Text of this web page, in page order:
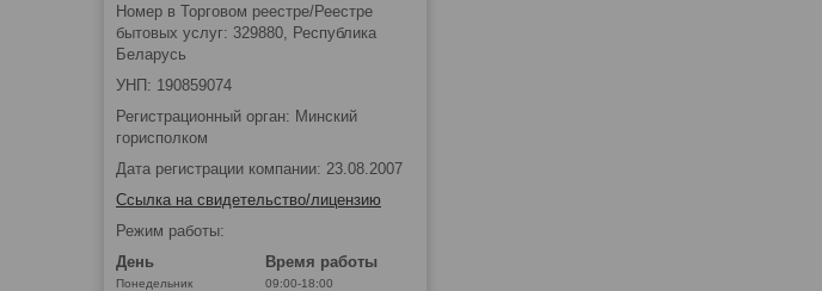
Номер в Торговом реестре/Реестре
бытовых услуг: 329880, Республика
Беларусь
УНП: 190859074
Регистрационный орган: Минский
горисполком
Дата регистрации компании: 23.08.2007
Ссылка на свидетельство/лицензию
Режим работы:
День
Время работы
Понедельник
09:00-18:00